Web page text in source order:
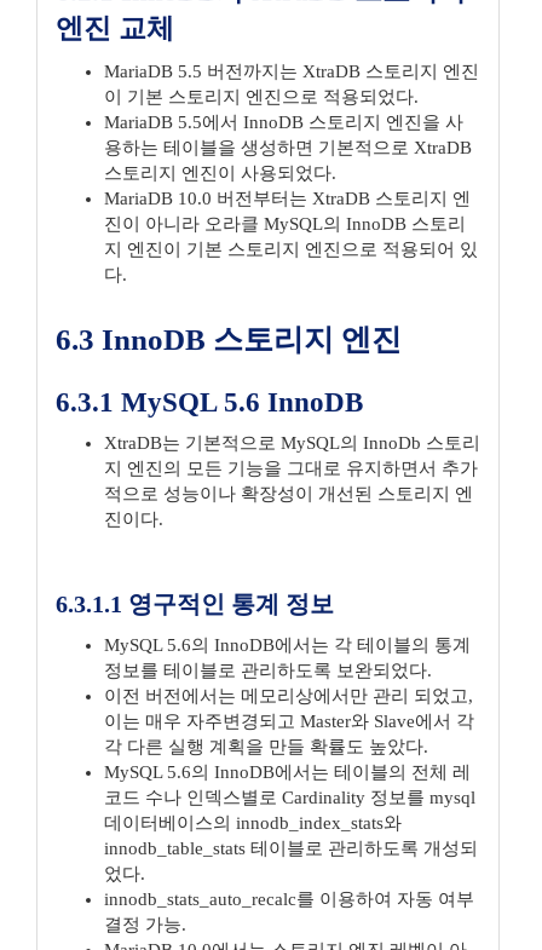
엔진 교체
MariaDB 5.5 버전까지는 XtraDB 스토리지 엔진
이 기본 스토리지 엔진으로 적용되었다.
MariaDB 5.5에서 InnoDB 스토리지 엔진을 사
용하는 테이블을 생성하면 기본적으로 XtraDB
스토리지 엔진이 사용되었다.
MariaDB 10.0 버전부터는 XtraDB 스토리지 엔
진이 아니라 오라클 MySQL의 InnoDB 스토리
지 엔진이 기본 스토리지 엔진으로 적용되어 있
다.
6.3 InnoDB 스토리지 엔진
6.3.1 MySQL 5.6 InnoDB
XtraDB는 기본적으로 MySQL의 InnoDb 스토리
지 엔진의 모든 기능을 그대로 유지하면서 추가
적으로 성능이나 확장성이 개선된 스토리지 엔
진이다.
6.3.1.1 영구적인 통계 정보
MySQL 5.6의 InnoDB에서는 각 테이블의 통계
정보를 테이블로 관리하도록 보완되었다.
이전 버전에서는 메모리상에서만 관리 되었고,
이는 매우 자주변경되고 Master와 Slave에서 각
각 다른 실행 계획을 만들 확률도 높았다.
MySQL 5.6의 InnoDB에서는 테이블의 전체 레
코드 수나 인덱스별로 Cardinality 정보를 mysql
데이터베이스의 innodb_index_stats와
innodb_table_stats 테이블로 관리하도록 개성되
었다.
innodb_stats_auto_recalc를 이용하여 자동 여부
결정 가능.